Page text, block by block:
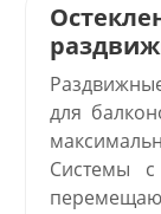
для
Системы